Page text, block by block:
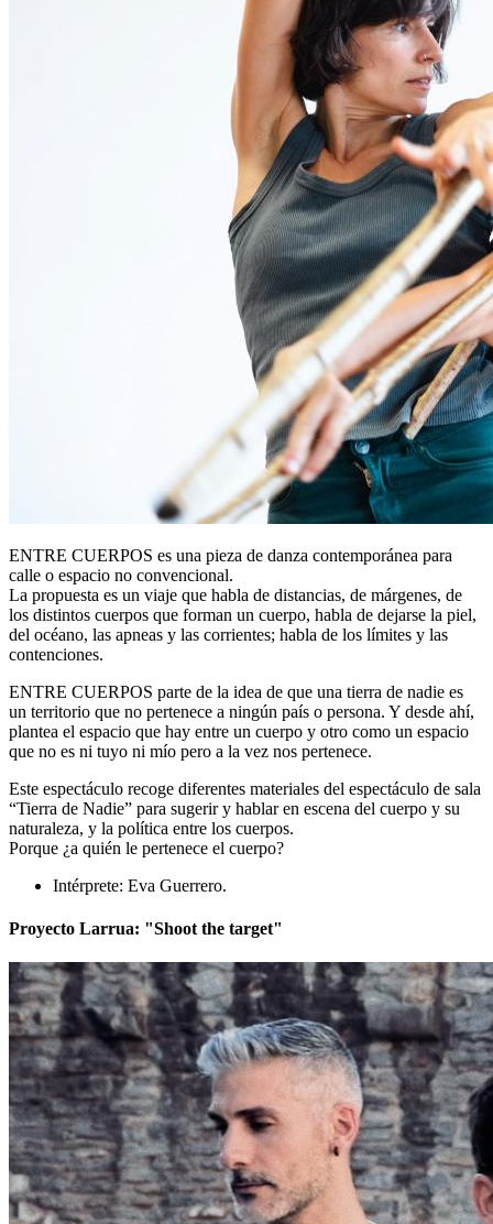
ENTRE CUERPOS es una pieza de danza contemporánea para
calle o espacio no convencional.
La propuesta es un viaje que habla de distancias, de márgenes, de
los distintos cuerpos que forman un cuerpo, habla de dejarse la piel,
del océano, las apneas y las corrientes; habla de los límites y las
contenciones.
ENTRE CUERPOS parte de la idea de que una tierra de nadie es
un territorio que no pertenece a ningún país o persona. Y desde ahí,
plantea el espacio que hay entre un cuerpo y otro como un espacio
que no es ni tuyo ni mío pero a la vez nos pertenece.
Este espectáculo recoge diferentes materiales del espectáculo de sala
“Tierra de Nadie” para sugerir y hablar en escena del cuerpo y su
naturaleza, y la política entre los cuerpos.
Porque ¿a quién le pertenece el cuerpo?
Intérprete: Eva Guerrero.
Proyecto Larrua: "Shoot the target"